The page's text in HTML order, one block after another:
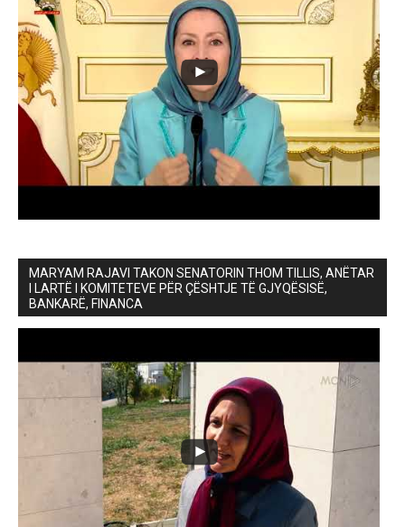
MARYAM RAJAVI TAKON SENATORIN THOM TILLIS, ANËTAR
I LARTË I KOMITETEVE PËR ÇËSHTJE TË GJYQËSISË,
BANKARË, FINANCA